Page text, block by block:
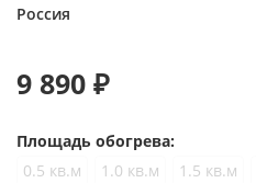
Россия
9 890 ₽
Площадь обогрева:
0.5 кв.м
1.0 кв.м 1.5 кв.м